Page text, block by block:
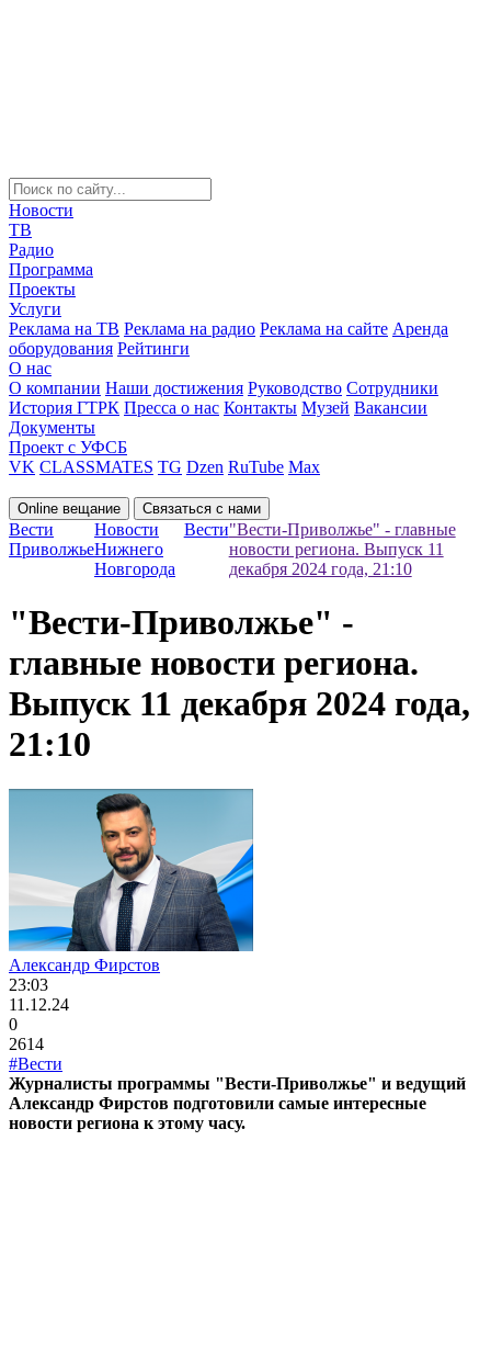
Новости
ТВ
Радио
Программа
Проекты
Услуги
Реклама на ТВ Реклама на радио Реклама на сайте Аренда
оборудования Рейтинги
О нас
О компании Наши достижения Руководство Сотрудники
История ГТРК Пресса о нас Контакты Музей Вакансии
Документы
Проект с УФСБ
VK CLASSMATES TG Dzen RuTube Max
Online вещание Связаться с нами
Вести
Приволжье
Новости
Нижнего
Новгорода
Вести"Вести-Приволжье" - главные
новости региона. Выпуск 11
декабря 2024 года, 21:10
"Вести-Приволжье" -
главные новости региона.
Выпуск 11 декабря 2024 года,
21:10
Александр Фирстов
23:03
11.12.24
0
2614
#Вести
Журналисты программы "Вести-Приволжье" и ведущий
Александр Фирстов подготовили самые интересные
новости региона к этому часу.